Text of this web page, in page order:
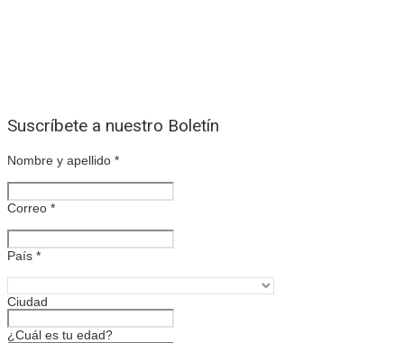
Suscríbete a nuestro Boletín
Nombre y apellido *
Correo *
País *
Ciudad
¿Cuál es tu edad?